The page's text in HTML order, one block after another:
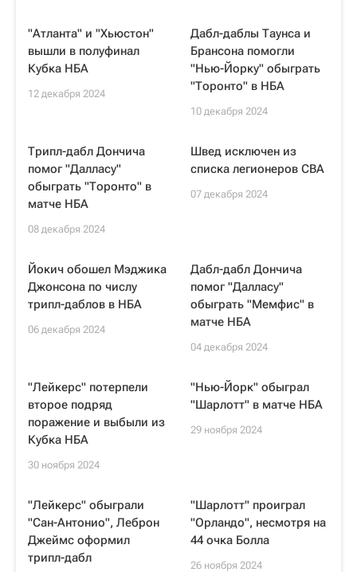
"Атланта" и "Хьюстон"
вышли в полуфинал
Кубка НБА
12 декабря 2024
Дабл-даблы Таунса и
Брансона помогли
"Нью-Йорку" обыграть
"Торонто" в НБА
10 декабря 2024
Трипл-дабл Дончича
помог "Далласу"
обыграть "Торонто" в
матче НБА
08 декабря 2024
Швед исключен из
списка легионеров CBA
07 декабря 2024
Йокич обошел Мэджика
Джонсона по числу
трипл-даблов в НБА
06 декабря 2024
Дабл-дабл Дончича
помог "Далласу"
обыграть "Мемфис" в
матче НБА
04 декабря 2024
"Лейкерс" потерпели
второе подряд
поражение и выбыли из
Кубка НБА
30 ноября 2024
"Нью-Йорк" обыграл
"Шарлотт" в матче НБА
29 ноября 2024
"Лейкерс" обыграли
"Сан-Антонио", Леброн
Джеймс оформил
трипл-дабл
"Шарлотт" проиграл
"Орландо", несмотря на
44 очка Болла
26 ноября 2024